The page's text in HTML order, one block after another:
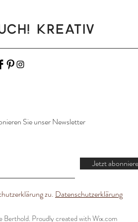
Kreativ
Sie unser Newsletter
Jetzt
zu. Datenschutzerklärung
Proudly created withWix.com